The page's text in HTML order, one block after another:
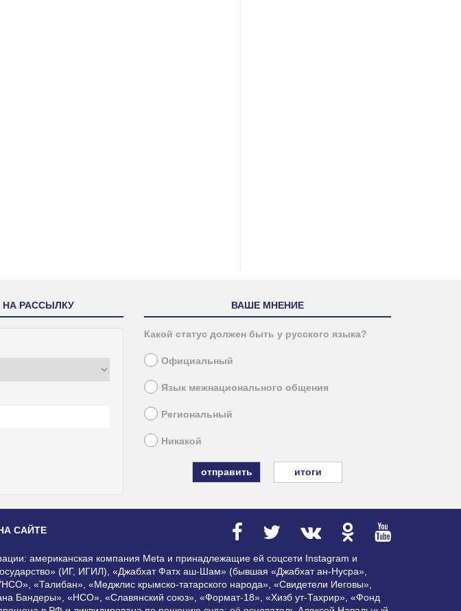
НА РАССЫЛКУ ВАШЕ МНЕНИЕ
Какой статус должен быть у русского языка?
Официальный
Язык межнационального общения
Региональный
Никакой
итоги
САЙТЕ
американская компания Meta и принадлежащие ей соцсети Instagram и
(ИГ, ИГИЛ), «Джабхат Фатх аш-Шам» (бывшая «Джабхат ан-Нусра»,
«Талибан», «Меджлис крымско-татарского народа», «Свидетели Иеговы»,
Бандеры», «НСО», «Славянский союз», «Формат-18», «Хизб ут-Тахрир», «Фонд